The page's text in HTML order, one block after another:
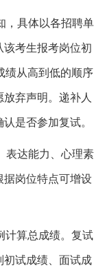
，具体以各招聘单
考生报考岗位初
绩从高到低的顺序
弃声明。递补人
是否参加复试。
表达能力、心理素
岗位特点可增设
计算总成绩。复试
试成绩、面试成